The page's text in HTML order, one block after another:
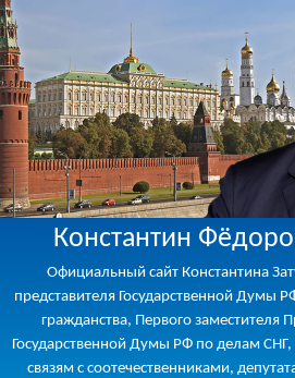
Константин
Официальный сайт Константина
представителя Государственной Думы
гражданства, Первого заместителя
Государственной Думы РФ по делам СНГ,
связям с соотечественниками,